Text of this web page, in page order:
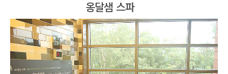
옹달샘 스파